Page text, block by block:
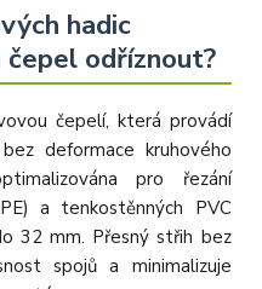
hadic
odříznout?
čepelí, která provádí
deformace kruhového
pro řezání
a tenkostěnných PVC
32 mm. Přesný střih bez
spojů a minimalizuje